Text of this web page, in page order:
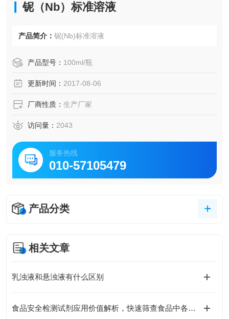
铌（Nb）标准溶液
产品简介： 铌(Nb)标准溶液
产品型号： 100ml/瓶
更新时间： 2017-08-06
厂商性质： 生产厂家
访问量： 2043
服务热线
010-57105479
产品分类
相关文章
乳浊液和悬浊液有什么区别
食品安全检测试剂应用价值解析，快速筛查食品中各类有害残留物质